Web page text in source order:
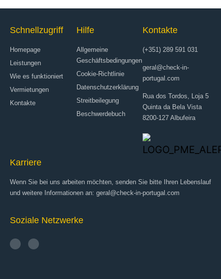
Schnellzugriff
Homepage
Leistungen
Wie es funktioniert
Vermietungen
Kontakte
Hilfe
Allgemeine
Geschäftsbedingungen
Cookie-Richtlinie
Datenschutzerklärung
Streitbeilegung
Beschwerdebuch
Kontakte
(+351) 289 591 031
geral@check-in-
portugal.com
Rua dos Tordos, Loja 5
Quinta da Bela Vista
8200-127 Albufeira
Karriere
Wenn Sie bei uns arbeiten möchten, senden Sie bitte Ihren Lebenslauf
und weitere Informationen an: geral@check-in-portugal.com
Soziale Netzwerke